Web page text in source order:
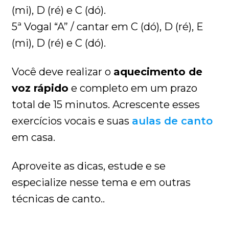
(mi), D (ré) e C (dó).
5ª Vogal “A” / cantar em C (dó), D (ré), E
(mi), D (ré) e C (dó).
Você deve realizar o aquecimento de
voz rápido e completo em um prazo
total de 15 minutos. Acrescente esses
exercícios vocais e suas aulas de canto
em casa.
Aproveite as dicas, estude e se
especialize nesse tema e em outras
técnicas de canto..